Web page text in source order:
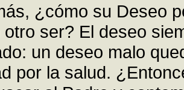
¿cómo su Deseo
ser? El deseo
un deseo malo
por la salud.